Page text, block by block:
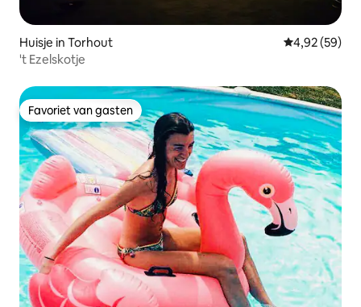
Huisje in Torhout Gemiddelde
4,92 (59)
't Ezelskotje
Favoriet van gasten
Favoriet van gasten